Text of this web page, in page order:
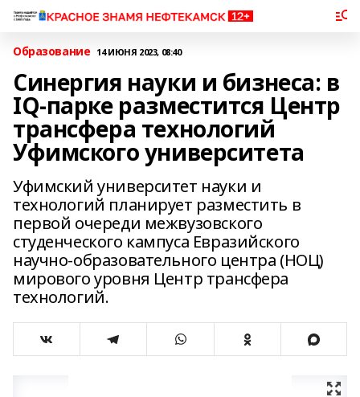
Образование 14 ИЮНЯ 2023, 08:40
Синергия науки и бизнеса: в
IQ-парке разместится Центр
трансфера технологий
Уфимского университета
Уфимский университет науки и
технологий планирует разместить в
первой очереди межвузовского
студенческого кампуса Евразийского
научно-образовательного центра (НОЦ)
мирового уровня Центр трансфера
технологий.